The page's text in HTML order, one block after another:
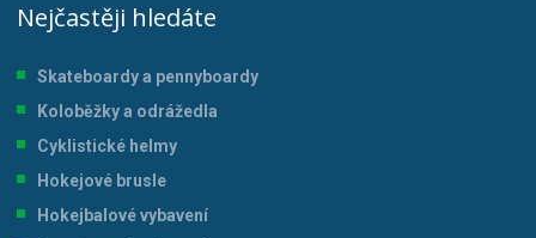
Nejčastěji hledáte
Skateboardy a pennyboardy
Koloběžky a odrážedla
Cyklistické helmy
Hokejové brusle
Hokejbalové vybavení